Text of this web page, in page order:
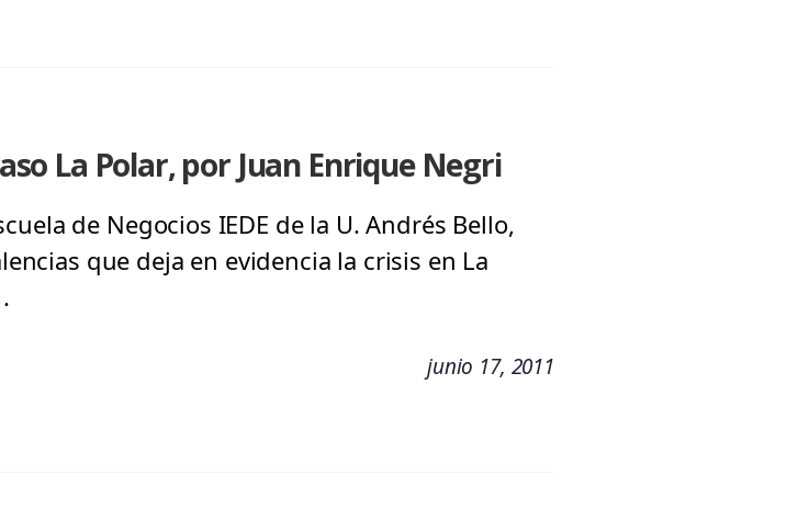
La Polar, por Juan Enrique Negri
de Negocios IEDE de la U. Andrés Bello,
que deja en evidencia la crisis en La
junio 17, 2011